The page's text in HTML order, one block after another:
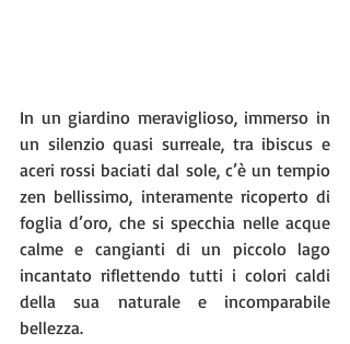
In un giardino meraviglioso, immerso in
un silenzio quasi surreale, tra ibiscus e
aceri rossi baciati dal sole, c’è un tempio
zen bellissimo, interamente ricoperto di
foglia d’oro, che si specchia nelle acque
calme e cangianti di un piccolo lago
incantato riflettendo tutti i colori caldi
della sua naturale e incomparabile
bellezza.